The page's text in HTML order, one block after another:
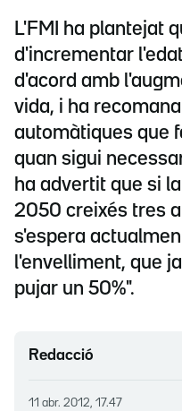
L'FMI ha plantejat
d'incrementar
d'acord amb
vida, i ha
automàtiques que
quan sigui
ha advertit que si
2050 creixés tres
s'espera
l'envelliment, que
pujar un 50%".
Redacció
11 abr. 2012, 17.47